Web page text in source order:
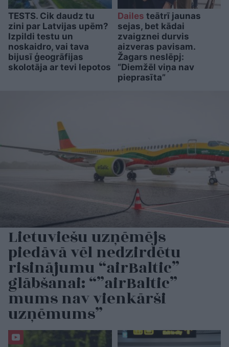
TESTS. Cik daudz tu
zini par Latvijas upēm?
Izpildi testu un
noskaidro, vai tava
bijusī ģeogrāfijas
skolotāja ar tevi lepotos
Dailes teātrī jaunas
sejas, bet kādai
zvaigznei durvis
aizveras pavisam.
Žagars neslēpj:
“Diemžēl viņa nav
pieprasīta”
Lietuviešu uzņēmējs
piedāvā vēl nedzirdētu
risinājumu “airBaltic”
glābšanai: “”airBaltic”
mums nav vienkārši
uzņēmums”